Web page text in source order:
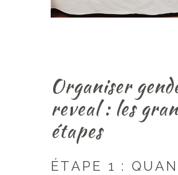
Organiser
reveal : les
étapes
ÉTAPE 1 :